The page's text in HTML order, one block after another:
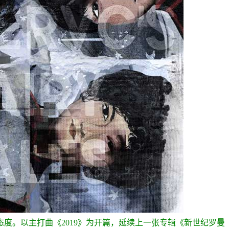
。以主打曲《2019》为开篇，延续上一张专辑《新世纪罗曼